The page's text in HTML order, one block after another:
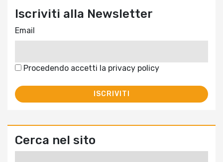
Iscriviti alla Newsletter
Email
Procedendo accetti la privacy policy
Cerca nel sito